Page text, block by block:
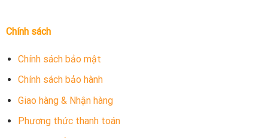
Chính sách
Chính sách bảo mật
Chính sách bảo hành
Giao hàng & Nhận hàng
Phương thức thanh toán